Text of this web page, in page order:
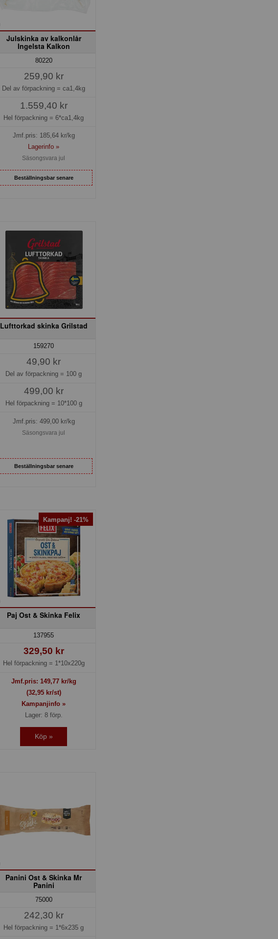
Julskinka av kalkonlår
Ingelsta Kalkon
80220
259,90 kr
Del av förpackning =ca1,4kg
1.559,40 kr
Hel förpackning =6*ca1,4kg
Jmf.pris: 185,64kr/kg
Lagerinfo »
Säsongsvara jul
Beställningsbar senare
Lufttorkad skinka Grilstad
159270
49,90 kr
Del av förpackning = 100 g
499,00 kr
Hel förpackning = 10*100 g
Jmf.pris: 499,00kr/kg
Säsongsvara jul
Beställningsbar senare
Kampanj! -21%
Paj Ost & Skinka Felix
137955
329,50 kr
Hel förpackning = 1*10x220g
Jmf.pris: 149,77kr/kg
(32,95 kr/st)
Kampanjinfo »
Lager: 8 förp.
Köp »
Panini Ost & Skinka Mr
Panini
75000
242,30 kr
Hel förpackning = 1*6x235 g